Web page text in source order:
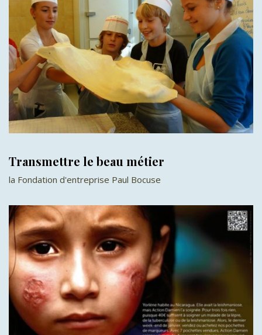
Transmettre le beau métier
la Fondation d'entreprise Paul Bocuse